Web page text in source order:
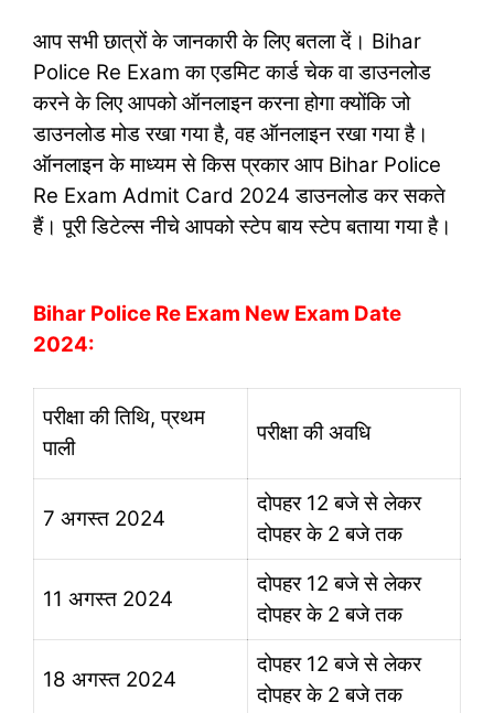
आप सभी छात्रों के जानकारी के लिए बतला दें। Bihar
Police Re Exam का एडमिट कार्ड चेक वा डाउनलोड
करने के लिए आपको ऑनलाइन करना होगा क्योंकि जो
डाउनलोड मोड रखा गया है, वह ऑनलाइन रखा गया है।
ऑनलाइन के माध्यम से किस प्रकार आप Bihar Police
Re Exam Admit Card 2024 डाउनलोड कर सकते
हैं। पूरी डिटेल्स नीचे आपको स्टेप बाय स्टेप बताया गया है।
Bihar Police Re Exam New Exam Date
2024:
परीक्षा की तिथि, प्रथम
पाली
परीक्षा की अवधि
7 अगस्त 2024
दोपहर 12 बजे से लेकर
दोपहर के 2 बजे तक
11 अगस्त 2024
दोपहर 12 बजे से लेकर
दोपहर के 2 बजे तक
18 अगस्त 2024
दोपहर 12 बजे से लेकर
दोपहर के 2 बजे तक